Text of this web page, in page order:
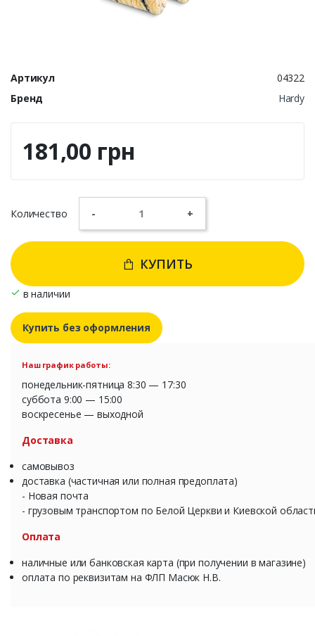
Артикул
04322
Бренд
Hardy
181,00 грн
Количество - +
КУПИТЬ
в наличии
Купить без оформления
Наш график работы:
понедельник-пятница 8:30 — 17:30
суббота 9:00 — 15:00
воскресенье — выходной
Доставка
самовывоз
доставка (частичная или полная предоплата)
- Новая почта
- грузовым транспортом по Белой Церкви и Киевской
Оплата
наличные или банковская карта (при получении в магазине)
оплата по реквизитам на ФЛП Масюк Н.В.